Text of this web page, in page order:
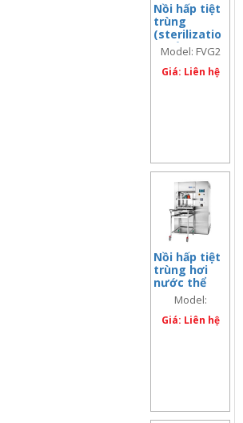
Nồi hấp tiệt
trùng
(sterilizatio
n) cửa trên
83lít, Model:
FVG2
Model: FVG2
Giá: Liên hệ
Nồi hấp tiệt
trùng hơi
nước thể
tích lớn 880
lít, Model:
FOB5L-TS
Model:
Giá: Liên hệ